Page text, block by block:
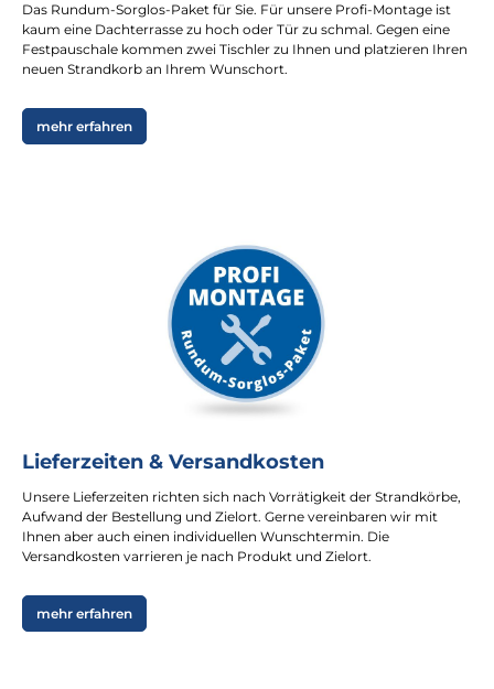
Das Rundum-Sorglos-Paket für Sie. Für unsere Profi-Montage ist
kaum eine Dachterrasse zu hoch oder Tür zu schmal. Gegen eine
Festpauschale kommen zwei Tischler zu Ihnen und platzieren Ihren
neuen Strandkorb an Ihrem Wunschort.
mehr erfahren
Lieferzeiten & Versandkosten
Unsere Lieferzeiten richten sich nach Vorrätigkeit der Strandkörbe,
Aufwand der Bestellung und Zielort. Gerne vereinbaren wir mit
Ihnen aber auch einen individuellen Wunschtermin. Die
Versandkosten varrieren je nach Produkt und Zielort.
mehr erfahren